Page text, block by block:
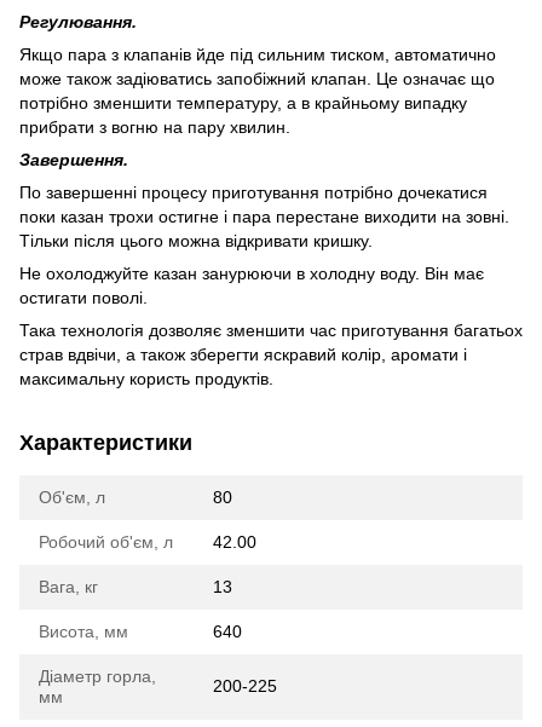
Регулювання.
Якщо пара з клапанів йде під сильним тиском, автоматично
може також задіюватись запобіжний клапан. Це означає що
потрібно зменшити температуру, а в крайньому випадку
прибрати з вогню на пару хвилин.
Завершення.
По завершенні процесу приготування потрібно дочекатися
поки казан трохи остигне і пара перестане виходити на зовні.
Тільки після цього можна відкривати кришку.
Не охолоджуйте казан занурюючи в холодну воду. Він має
остигати поволі.
Така технологія дозволяє зменшити час приготування багатьох
страв вдвічи, а також зберегти яскравий колір, аромати і
максимальну користь продуктів.
Характеристики
Об'єм, л 80
Робочий об'єм, л 42.00
Вага, кг 13
Висота, мм 640
Діаметр горла,
мм
200-225